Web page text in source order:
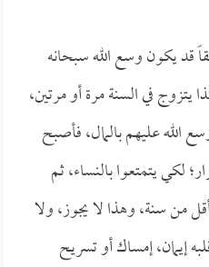
قد يكون وسع الله سبحانه
يتزوج في السنة مرة أو مرتين،
الله عليهم بالمال، فأصبح
لكي يتمتعوا بالنساء، ثم
من سنة، وهذا لا يجوز، ولا
إيمان، إمساك أو تسريح